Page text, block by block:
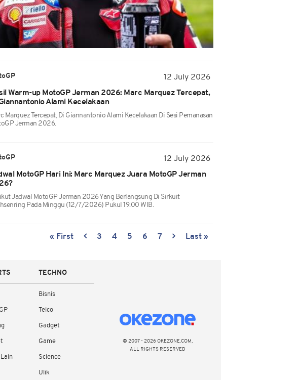
12 July 2026
Warm-up MotoGP Jerman 2026: Marc Marquez Tercepat,
Alami Kecelakaan
Marquez Tercepat, Di Giannantonio Alami Kecelakaan Di Sesi Pemanasan
Jerman 2026.
12 July 2026
MotoGP Hari Ini: Marc Marquez Juara MotoGP Jerman
Jadwal MotoGP Jerman 2026 Yang Berlangsung Di Sirkuit
Pada Minggu (12/7/2026) Pukul 19.00 WIB.
« First 3 4 5 6 7 Last »
TECHNO
Bisnis
Telco
Gadget
Game
Science
Ulik
© 2007 - 2026 OKEZONE.COM,
ALL RIGHTS RESERVED